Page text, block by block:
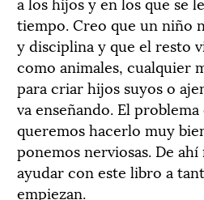
tiempo. Creo que un niño
y disciplina y que el resto
como animales, cualquier
para criar hijos suyos o
va enseñando. El problema
queremos hacerlo muy
ponemos nerviosas. De
ayudar con este libro a
empiezan.